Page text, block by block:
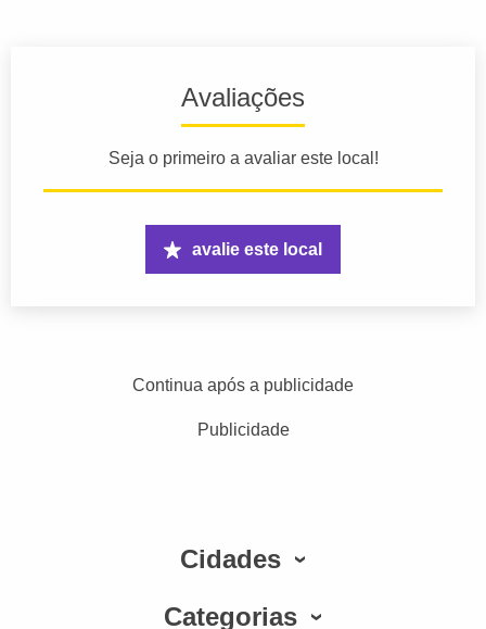
Avaliações
Seja o primeiro a avaliar este local!
avalie este local
Continua após a publicidade
Publicidade
Cidades
Categorias